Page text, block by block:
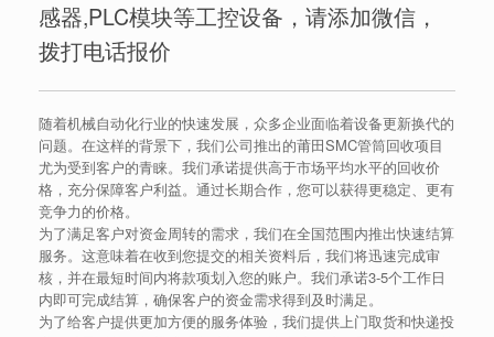
感器,PLC模块等工控设备，请添加微信，
拨打电话报价
随着机械自动化行业的快速发展，众多企业面临着设备更新换代的
问题。在这样的背景下，我们公司推出的莆田SMC管筒回收项目
尤为受到客户的青睐。我们承诺提供高于市场平均水平的回收价
格，充分保障客户利益。通过长期合作，您可以获得更稳定、更有
竞争力的价格。
为了满足客户对资金周转的需求，我们在全国范围内推出快速结算
服务。这意味着在收到您提交的相关资料后，我们将迅速完成审
核，并在最短时间内将款项划入您的账户。我们承诺3-5个工作日
内即可完成结算，确保客户的资金需求得到及时满足。
为了给客户提供更加方便的服务体验，我们提供上门取货和快递投